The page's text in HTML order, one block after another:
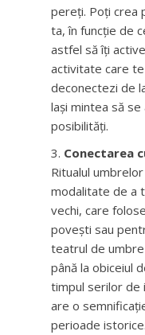
pereți. Poți crea
ta, în funcție de
astfel să îți
activitate care
deconectezi de
lași mintea să
posibilități.
Conectarea
Ritualul
modalitate de a
vechi, care
povești sau
teatrul de
până la obiceiul
timpul serilor de
are o
perioade